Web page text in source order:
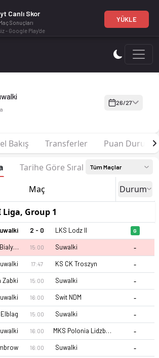
sezonu | III Liga, Group 1'de 3.
26/27
Bakış Transferler Puan Durumu
Tarihe Göre Sırala Tüm Maçlar
Maç Durum
Group 1
2 - 0 LKS Lodz II G
Jagiellonia II Bialystok 15:00 Suwalki -
17:47 KS CK Troszyn -
Zabki 15:00 Suwalki -
16:00 Swit NDM -
Elblag 15:00 Suwalki -
16:00 MKS Polonia Lidzbark Warminski -
16:00 Suwalki -
Canlı Skor
Sonuçları
- Google Play'de
YÜKLE